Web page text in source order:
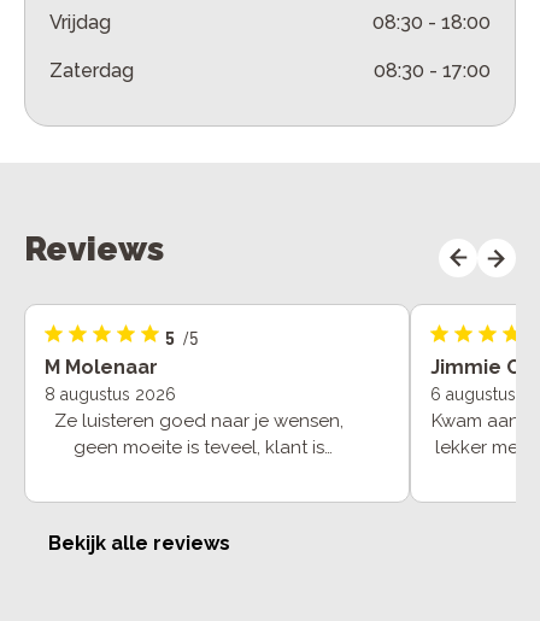
Vrijdag 08:30 - 18:00
Zaterdag 08:30 - 17:00
Reviews
5 /5
M Molenaar
8 augustus 2026
Ze luisteren goed naar je wensen,
geen moeite is teveel, klant is
Jimmie
6 augustus
Kwam aan
lekker
laten staan
Bekijk alle reviews